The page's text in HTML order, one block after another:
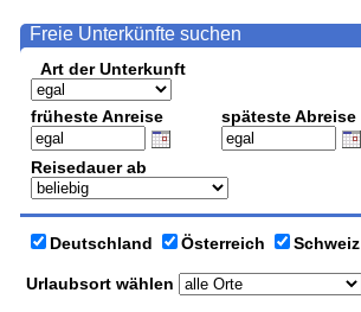
Art der Unterkunft
früheste Anreise späteste Abreise
Reisedauer ab
Urlaubsort wählen
Deutschland Österreich Schweiz
Freie Unterkünfte suchen